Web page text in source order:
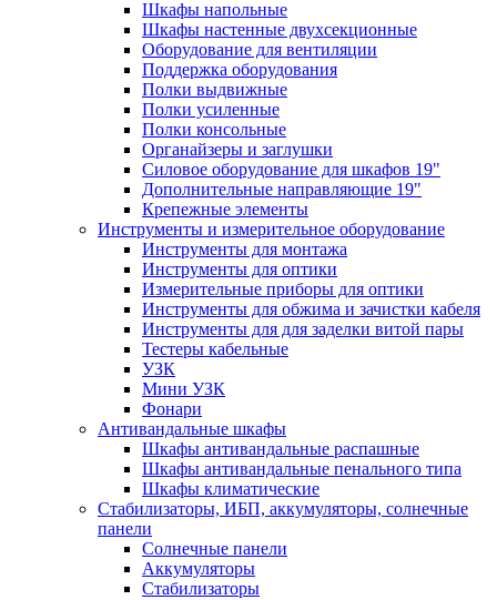
Шкафы напольные
Шкафы настенные двухсекционные
Оборудование для вентиляции
Поддержка оборудования
Полки выдвижные
Полки усиленные
Полки консольные
Органайзеры и заглушки
Силовое оборудование для шкафов 19"
Дополнительные направляющие 19"
Крепежные элементы
Инструменты и измерительное оборудование
Инструменты для монтажа
Инструменты для оптики
Измерительные приборы для оптики
Инструменты для обжима и зачистки кабеля
Инструменты для для заделки витой пары
Тестеры кабельные
УЗК
Мини УЗК
Фонари
Антивандальные шкафы
Шкафы антивандальные распашные
Шкафы антивандальные пенального типа
Шкафы климатические
Стабилизаторы, ИБП, аккумуляторы, солнечные
панели
Солнечные панели
Аккумуляторы
Стабилизаторы